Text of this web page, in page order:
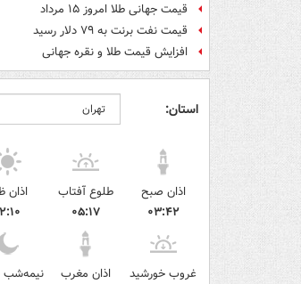
قیمت جهانی طلا امروز ۱۵ مرداد
قیمت نفت برنت به ۷۹ دلار رسید
افزایش قیمت طلا و نقره جهانی
استان:
اذان صبح
۰۳:۴۲
طلوع آفتاب
۰۵:۱۷
اذان
غروب خورشید
اذان مغرب